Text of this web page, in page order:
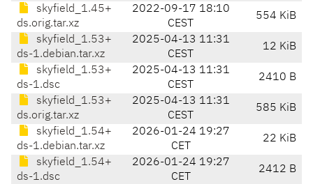
skyfield_1.45+
ds.orig.tar.xz
2022-09-17 18:10
CEST
554 KiB
skyfield_1.53+
ds-1.debian.tar.xz
2025-04-13 11:31
CEST
12 KiB
skyfield_1.53+
ds-1.dsc
2025-04-13 11:31
CEST
2410 B
skyfield_1.53+
ds.orig.tar.xz
2025-04-13 11:31
CEST
585 KiB
skyfield_1.54+
ds-1.debian.tar.xz
2026-01-24 19:27
CET
22 KiB
skyfield_1.54+
ds-1.dsc
2026-01-24 19:27
CET
2412 B